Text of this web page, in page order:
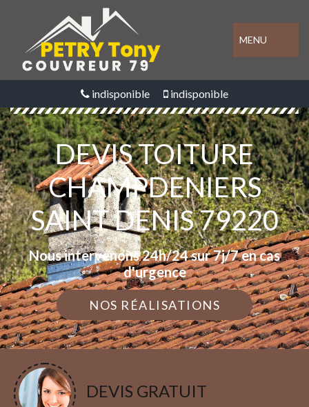
MENU
indisponible indisponible
DEVIS TOITURE
CHAMPDENIERS
SAINT DENIS 79220
Nous intervenons 24h/24 sur 7j/7 en cas
d'urgence
NOS RÉALISATIONS
DEVIS GRATUIT